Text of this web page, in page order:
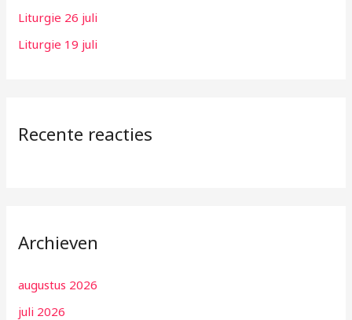
Liturgie 26 juli
Liturgie 19 juli
Recente reacties
Archieven
augustus 2026
juli 2026